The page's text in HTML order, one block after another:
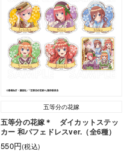
五等分の花嫁
五等分の花嫁＊ ダイカットステッ
カー 和パフェドレスver.（全6種）
550円(税込)